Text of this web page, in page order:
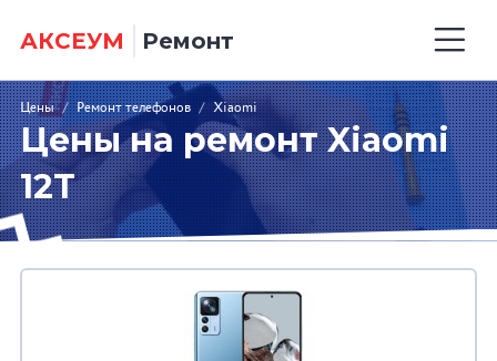
АКСЕУМ Ремонт
Цены / Ремонт телефонов / Xiaomi
Цены на ремонт Xiaomi
12T